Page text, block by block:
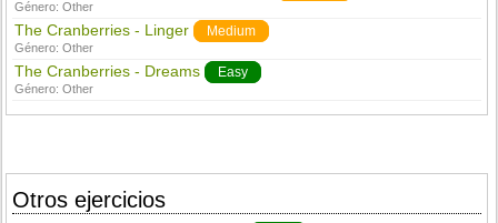
Género:Other
The Cranberries - Linger Medium
Género:Other
The Cranberries - Dreams Easy
Género:Other
Otros ejercicios